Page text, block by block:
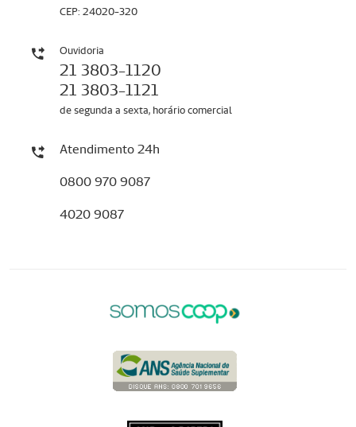
CEP: 24020-320
Ouvidoria
21 3803-1120
21 3803-1121
de segunda a sexta, horário comercial
Atendimento 24h
0800 970 9087
4020 9087